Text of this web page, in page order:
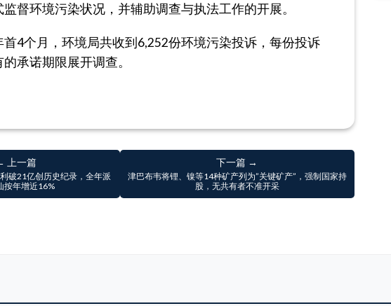
督环境污染状况，并辅助调查与执法工作的开展。
首4个月，环境局共收到6,252份环境污染投诉，每份投诉
承诺期限展开调查。
上一篇
破21亿创历史纪录，全年派
按年增近16%
下一篇 →
津巴布韦将锂、镍等14种矿产列为”关键矿产”，强制国家持
股，无共有者不准开采